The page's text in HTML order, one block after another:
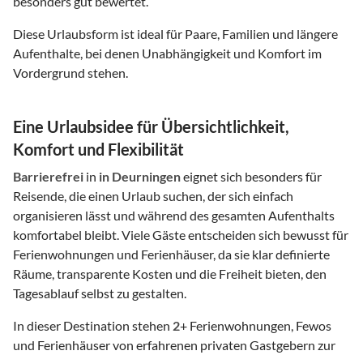
Diese Urlaubsform ist ideal für Paare, Familien und längere
Aufenthalte, bei denen Unabhängigkeit und Komfort im
Vordergrund stehen.
Eine Urlaubsidee für Übersichtlichkeit,
Komfort und Flexibilität
Barrierefrei in in Deurningeneignet sich besonders für
Reisende, die einen Urlaub suchen, der sich einfach
organisieren lässt und während des gesamten Aufenthalts
komfortabel bleibt. Viele Gäste entscheiden sich bewusst für
Ferienwohnungen und Ferienhäuser, da sie klar definierte
Räume, transparente Kosten und die Freiheit bieten, den
Tagesablauf selbst zu gestalten.
In dieser Destination stehen 2+ Ferienwohnungen, Fewos
und Ferienhäuser von erfahrenen privaten Gastgebern zur